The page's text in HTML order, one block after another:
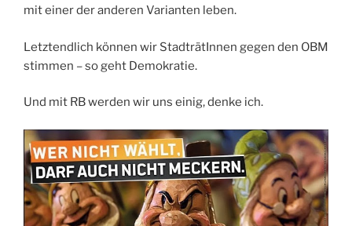
mit einer der anderen Varianten leben.
Letztendlich können wir StadträtInnen gegen den OBM
stimmen – so geht Demokratie.
Und mit RB werden wir uns einig, denke ich.